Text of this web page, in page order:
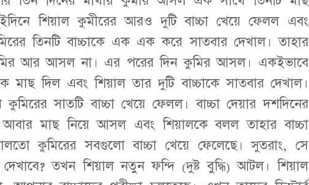
শিয়াল কুমীরের আরও দুটি বাচ্চা খেয়ে ফেলল এবং
তিনটি বাচ্চাকে এক এক করে সাতবার দেখাল। তাহার
আর আসল না। এর পরের দিন কুমির আসল। একইভাবে
মাছ দিল এবং শিয়াল তার দুটি বাচ্চাকে সাতবার দেখাল।
সাতটি বাচ্চা খেয়ে ফেলল। বাচ্চা দেয়ার দশদিনের
মাছ নিয়ে আসল এবং শিয়ালকে বলল তাহার বাচ্চা
কুমিরের সবগুলো বাচ্চা খেয়ে ফেলেছে। সুতরাং, সে
দেখাবে? তখন শিয়াল নতুন ফন্দি (দুষ্ট বুদ্ধি) আটল। শিয়াল